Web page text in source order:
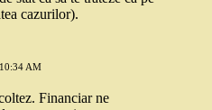
cazurilor).
AM
Financiar ne